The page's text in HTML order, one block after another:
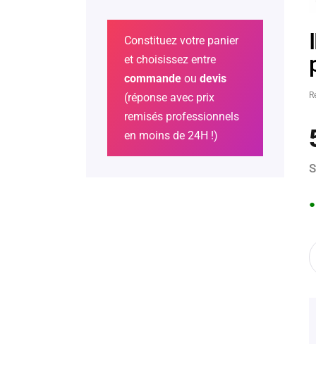
●
Constituez votre panier
et choisissez entre
commande ou devis
(réponse avec prix
remisés professionnels
en moins de 24H !)